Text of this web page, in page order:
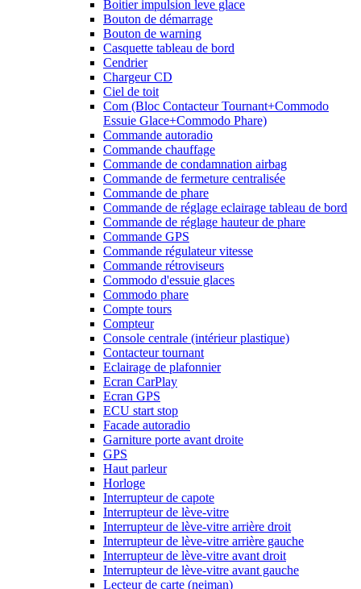
Boitier impulsion leve glace
Bouton de démarrage
Bouton de warning
Casquette tableau de bord
Cendrier
Chargeur CD
Ciel de toit
Com (Bloc Contacteur Tournant+Commodo
Essuie Glace+Commodo Phare)
Commande autoradio
Commande chauffage
Commande de condamnation airbag
Commande de fermeture centralisée
Commande de phare
Commande de réglage eclairage tableau de bord
Commande de réglage hauteur de phare
Commande GPS
Commande régulateur vitesse
Commande rétroviseurs
Commodo d'essuie glaces
Commodo phare
Compte tours
Compteur
Console centrale (intérieur plastique)
Contacteur tournant
Eclairage de plafonnier
Ecran CarPlay
Ecran GPS
ECU start stop
Facade autoradio
Garniture porte avant droite
GPS
Haut parleur
Horloge
Interrupteur de capote
Interrupteur de lève-vitre
Interrupteur de lève-vitre arrière droit
Interrupteur de lève-vitre arrière gauche
Interrupteur de lève-vitre avant droit
Interrupteur de lève-vitre avant gauche
Lecteur de carte (neiman)